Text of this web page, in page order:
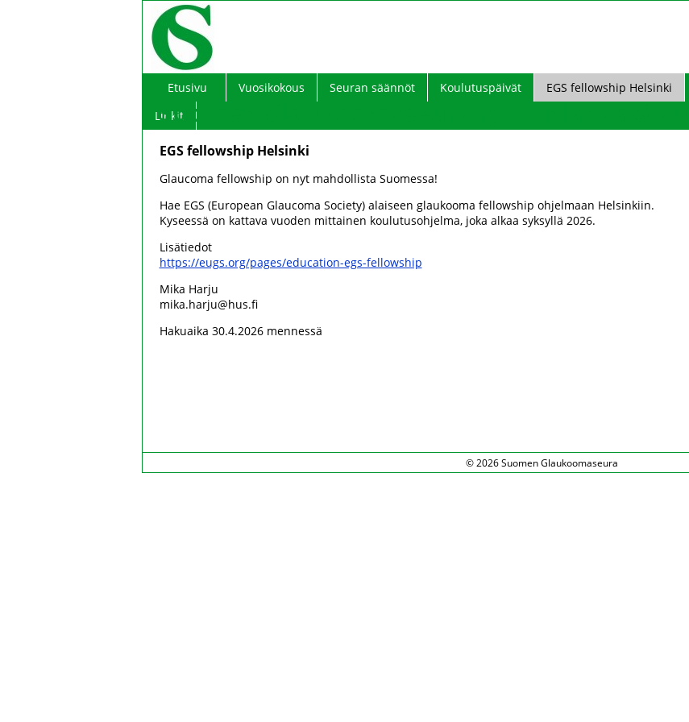
Suomen Glaukoomaseura ry - Finlands
Etusivu Vuosikokous Seuran säännöt Koulutuspäivät EGS fellowship Helsinki
Linkit
EGS fellowship Helsinki
Glaucoma fellowship on nyt mahdollista Suomessa!
Hae EGS (European Glaucoma Society) alaiseen glaukooma fellowship ohjelmaan Helsinkiin.
Kyseessä on kattava vuoden mittainen koulutusohjelma, joka alkaa syksyllä 2026.
Lisätiedot
https://eugs.org/pages/education-egs-fellowship
Mika Harju
mika.harju@hus.fi
Hakuaika 30.4.2026 mennessä
© 2026 Suomen Glaukoomaseura